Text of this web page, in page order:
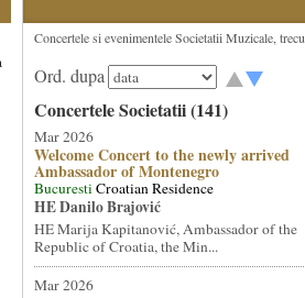
Concertele si evenimentele Societatii Muzicale,
Ord. dupa
Concertele Societatii (141)
Mar 2026
Welcome Concert to the newly arrived
Ambassador of Montenegro
BucurestiCroatian Residence
HE Danilo Brajović
HE Marija Kapitanović, Ambassador of the
Republic of Croatia, the Min...
Mar 2026